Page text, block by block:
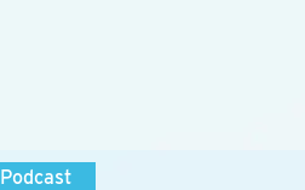
Podcast